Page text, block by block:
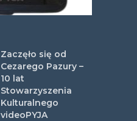
Zaczęło się od
Cezarego Pazury –
10 lat
Stowarzyszenia
Kulturalnego
videoPYJA